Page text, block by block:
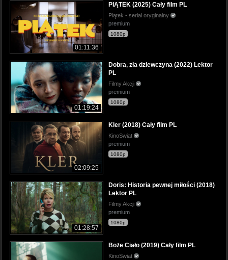
01:11:36
PIĄTEK (2025) Cały film PL
Piątek - serial oryginalny
premium
1080p
01:19:24
Dobra, zła dziewczyna (2022) Lektor
PL
Filmy Akcji
premium
1080p
02:09:25
Kler (2018) Cały film PL
KinoSwiat
premium
1080p
01:28:57
Doris: Historia pewnej miłości (2018)
Lektor PL
Filmy Akcji
premium
1080p
Boże Ciało (2019) Cały film PL
KinoSwiat